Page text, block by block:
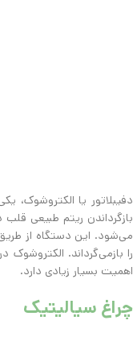
دفیبلاتور یا الکتروشوک،
بازگرداندن ریتم طبیعی
می‌شود. این دستگاه از
را بازمی‌گرداند.
اهمیت بسیار زیادی دارد.
چراغ سیالیتیک